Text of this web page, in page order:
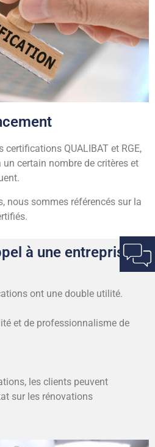
QUALIBAT et RGE,
un certain nombre de critères et
nous sommes référencés sur la
à une entreprise
ont une double utilité.
et de professionnalisme de
les clients peuvent
sur les rénovations